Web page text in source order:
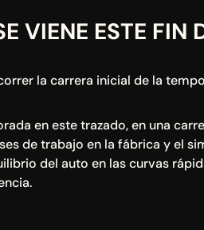
VIENE ESTE FIN
la carrera inicial de la
en este trazado, en una
de trabajo en la fábrica y el
del auto en las curvas